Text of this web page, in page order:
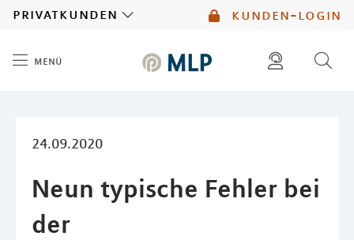
kunden-login
privatkunden
menü
24.09.2020
Neun typische Fehler bei
der